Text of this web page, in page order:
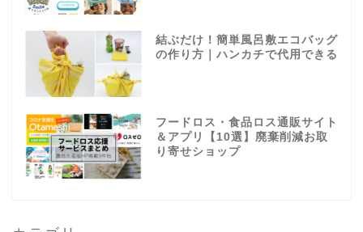
結ぶだけ！簡単風呂敷エコバッグ
の作り方｜ハンカチで代用できる
フードロス・食品ロス通販サイト
＆アプリ【10選】廃棄削減お取
り寄せショップ